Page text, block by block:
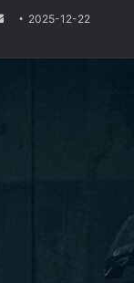
Send
email
2025-12-22